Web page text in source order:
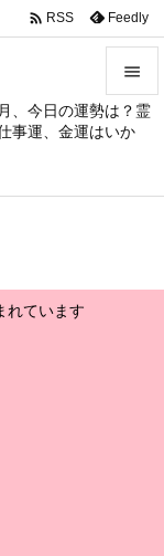
、今日の運勢は？霊
事運、金運はいか


メニュ
サイド

 RSS Feedly
れています